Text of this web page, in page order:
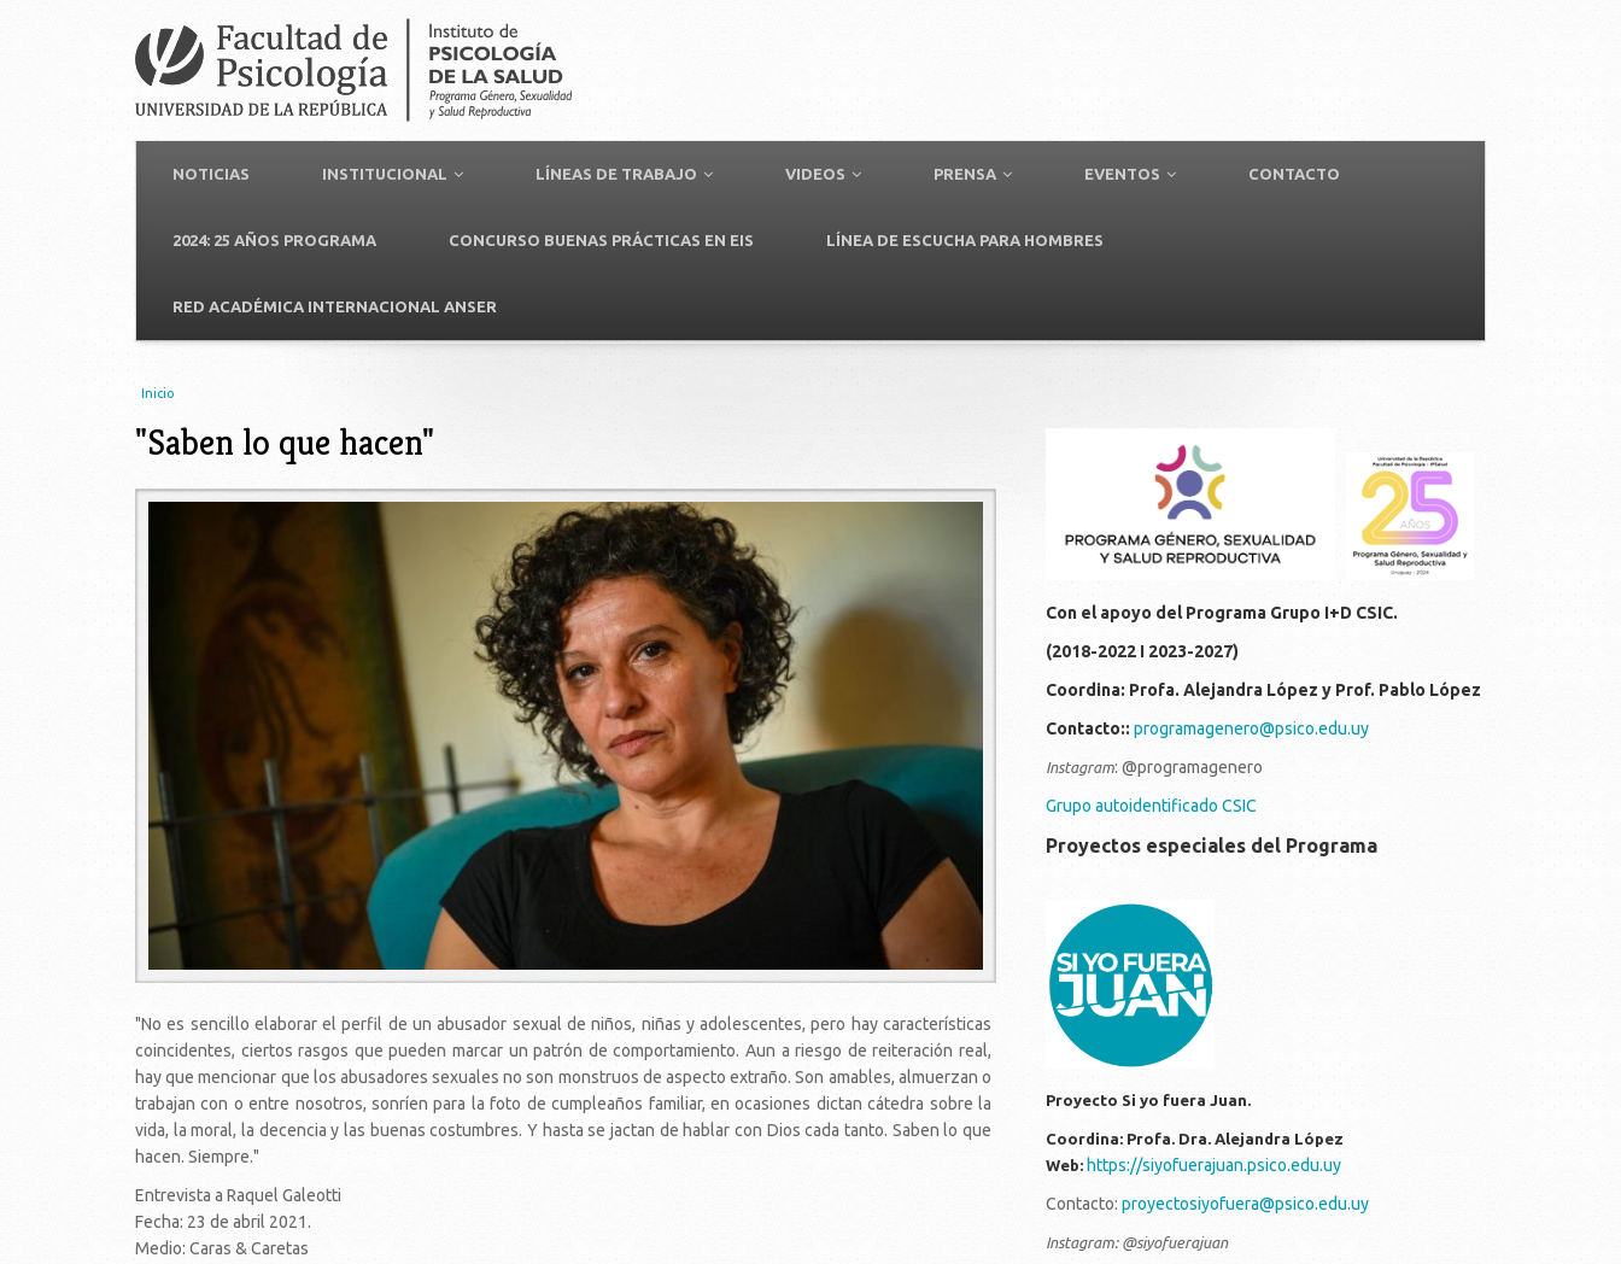
NOTICIAS INSTITUCIONAL LÍNEAS DE TRABAJO VIDEOS PRENSA EVENTOS CONTACTO
2024: 25 AÑOS PROGRAMA CONCURSO BUENAS PRÁCTICAS EN EIS LÍNEA DE ESCUCHA PARA HOMBRES
RED ACADÉMICA INTERNACIONAL ANSER
Usted está aquí
Inicio
"Saben lo que hacen"
saben_lo_q_hacen.jpg
"No es sencillo elaborar el perfil de un abusador sexual de niños, niñas y adolescentes, pero hay características
coincidentes, ciertos rasgos que pueden marcar un patrón de comportamiento. Aun a riesgo de reiteración real,
hay que mencionar que los abusadores sexuales no son monstruos de aspecto extraño. Son amables, almuerzan o
trabajan con o entre nosotros, sonríen para la foto de cumpleaños familiar, en ocasiones dictan cátedra sobre la
vida, la moral, la decencia y las buenas costumbres. Y hasta se jactan de hablar con Dios cada tanto. Saben lo que
hacen. Siempre."
Entrevista a Raquel Galeotti
Fecha: 23 de abril 2021.
Medio: Caras & Caretas
Con el apoyo del Programa Grupo I+D CSIC.
(2018-2022 I 2023-2027)
Coordina: Profa. Alejandra López y Prof. Pablo López
Contacto:: programagenero@psico.edu.uy
Instagram: @programagenero
Grupo autoidentificado CSIC
Proyectos especiales del Programa
19c214d7-810f-4306-ba0f-
0cd29996aa7f.jpeg
Proyecto Si yo fuera Juan.
Coordina: Profa. Dra. Alejandra López
Web: https://siyofuerajuan.psico.edu.uy
Contacto: proyectosiyofuera@psico.edu.uy
Instagram: @siyofuerajuan